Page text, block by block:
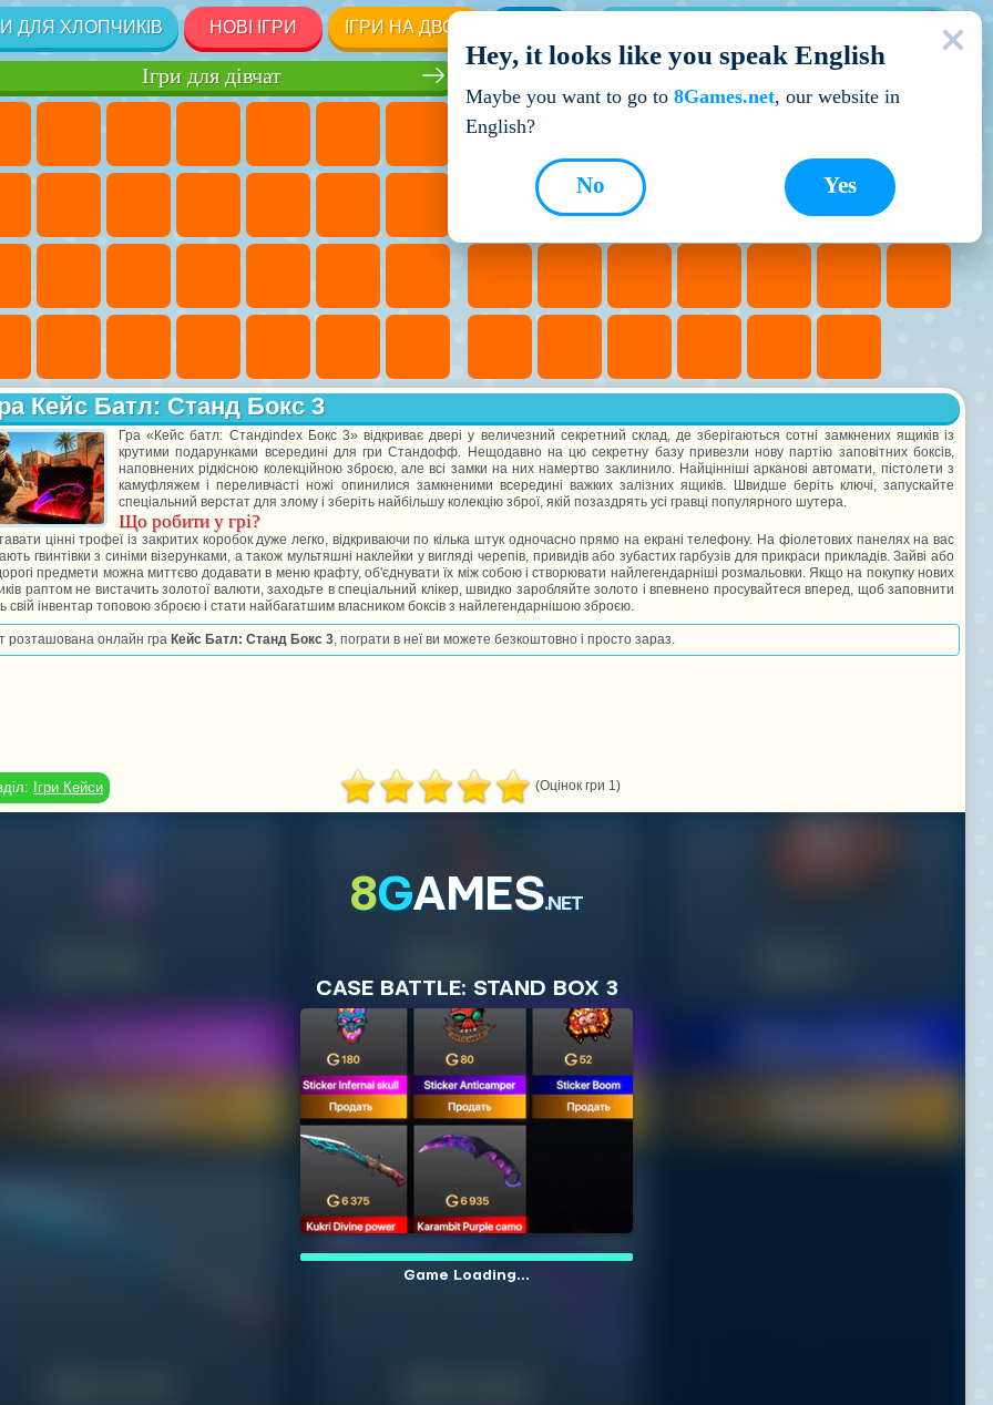
ДЛЯ ХЛОПЧИКІВ НОВІ ІГРИ ІГРИ НА ДВОХ
Кращі ігри
Ігри для дівчат
Кейс Батл: Станд Бокс 3
Гра «Кейс батл: Стандindex Бокс 3» відкриває двері у величезний секретний склад, де зберігаються сотні замкнених ящиків із
крутими подарунками всередині для гри Стандофф. Нещодавно на цю секретну базу привезли нову партію заповітних боксів,
наповнених рідкісною колекційною зброєю, але всі замки на них намертво заклинило. Найцінніші арканові автомати, пістолети з
камуфляжем і переливчасті ножі опинилися замкненими всередині важких залізних ящиків. Швидше беріть ключі, запускайте
спеціальний верстат для злому і зберіть найбільшу колекцію зброї, якій позаздрять усі гравці популярного шутера.
Що робити у грі?
цінні трофеї із закритих коробок дуже легко, відкриваючи по кілька штук одночасно прямо на екрані телефону. На фіолетових панелях на вас
гвинтівки з синіми візерунками, а також мультяшні наклейки у вигляді черепів, привидів або зубастих гарбузів для прикраси прикладів. Зайві або
предмети можна миттєво додавати в меню крафту, об'єднувати їх між собою і створювати найлегендарніші розмальовки. Якщо на покупку нових
раптом не вистачить золотої валюти, заходьте в спеціальний клікер, швидко заробляйте золото і впевнено просувайтеся вперед, щоб заповнити
свій інвентар топовою зброєю і стати найбагатшим власником боксів з найлегендарнішою зброєю.
розташована онлайн гра Кейс Батл: Станд Бокс 3, пограти в неї ви можете безкоштовно і просто зараз.
Ігри Кейси (Оцінок гри 1)
Hey, it looks like you speak English
Maybe you want to go to 8Games.net, our website in
English?
Yes
No